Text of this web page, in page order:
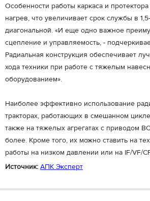
Особенности работы каркаса и
нагрев, что увеличивает срок службы в
диагональной. «И еще одно важное
сцепление и управляемость, -
Радиальная конструкция обеспечивает
хода техники при работе с тяжелым
оборудованием».
Наиболее эффективно использование
тракторах, работающих в смешанном
также на тяжелых агрегатах с приводом
более. Кроме того, их можно ставить на
работы на низком давлении или на IF/VF/
Источник: АПК Эксперт